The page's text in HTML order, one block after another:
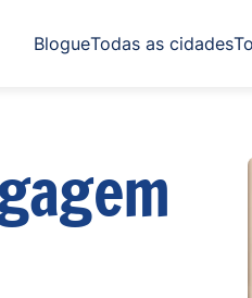
BlogueTodas as cidades